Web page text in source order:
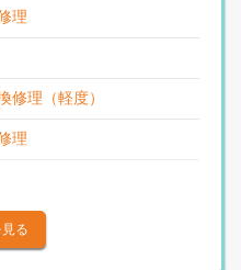
理
理（軽度）
理
交換修理
る